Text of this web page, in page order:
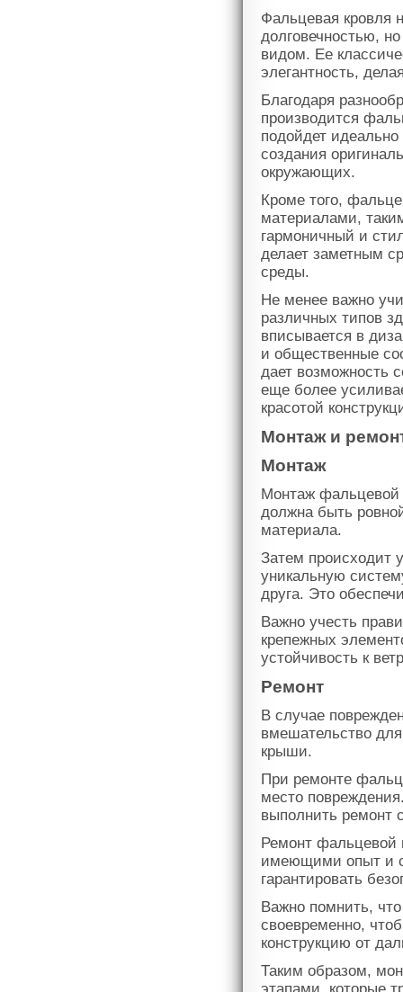
Фальцевая кровля
долговечностью,
видом. Ее
элегантность,
Благодаря
производится
подойдет
создания
окружающих.
Кроме того,
материалами,
гармоничный и
делает заметным
среды.
Не менее важно
различных типов
вписывается в
и общественные
дает возможность
еще более
красотой
Монтаж и
Монтаж
Монтаж фальцевой
должна быть
материала.
Затем происходит
уникальную
друга. Это
Важно учесть
крепежных
устойчивость к
Ремонт
В случае
вмешательство
крыши.
При ремонте
место
выполнить ремонт
Ремонт фальцевой
имеющими опыт и
гарантировать
Важно помнить,
своевременно,
конструкцию от
Таким образом,